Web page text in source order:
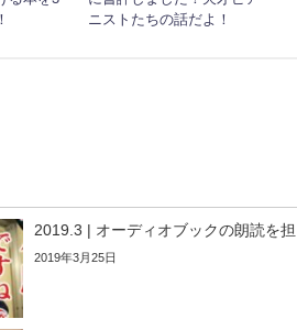
ニストたちの話だよ！
2019.3 | オーディオブックの朗読を
2019年3月25日